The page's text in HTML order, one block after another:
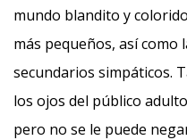
mundo blandito y
más pequeños, así como
secundarios simpáticos.
los ojos del público
pero no se le puede